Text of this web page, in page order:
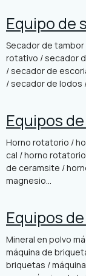
Equipo de
Secador de
rotativo / secador
/ secador de
/ secador de lodos
Equipos
Horno rotatorio /
cal / horno
de ceramsite /
magnesio...
Equipos
Mineral en polvo
máquina de
briquetas /